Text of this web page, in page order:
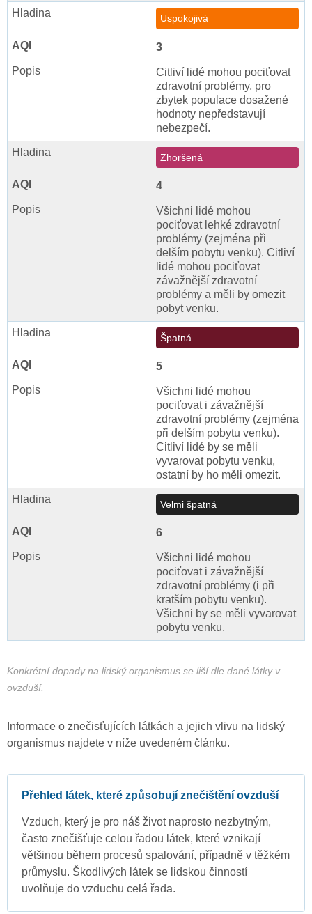
Uspokojivá
3
Citliví lidé mohou pociťovat
zdravotní problémy, pro
zbytek populace dosažené
hodnoty nepředstavují
nebezpečí.
Zhoršená
4
Všichni lidé mohou
pociťovat lehké zdravotní
problémy (zejména při
delším pobytu venku). Citliví
lidé mohou pociťovat
závažnější zdravotní
problémy a měli by omezit
pobyt venku.
Špatná
5
Všichni lidé mohou
pociťovat i závažnější
zdravotní problémy (zejména
při delším pobytu venku).
Citliví lidé by se měli
vyvarovat pobytu venku,
ostatní by ho měli omezit.
Velmi špatná
6
Všichni lidé mohou
pociťovat i závažnější
zdravotní problémy (i při
kratším pobytu venku).
Všichni by se měli vyvarovat
pobytu venku.
Konkrétní dopady na lidský organismus se liší dle dané látky v
ovzduší.
Informace o znečisťujících látkách a jejich vlivu na lidský
organismus najdete v níže uvedeném článku.
Přehled látek, které způsobují znečištění ovzduší
Vzduch, který je pro náš život naprosto nezbytným,
často znečišťuje celou řadou látek, které vznikají
většinou během procesů spalování, případně v těžkém
průmyslu. Škodlivých látek se lidskou činností
uvolňuje do vzduchu celá řada.